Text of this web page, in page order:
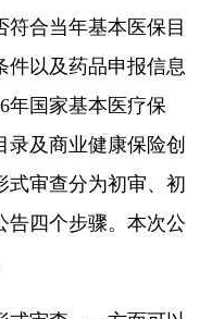
合当年基本医保目
件以及药品申报信息
年国家基本医疗保
录及商业健康保险创
式审查分为初审、初
告四个步骤。本次公